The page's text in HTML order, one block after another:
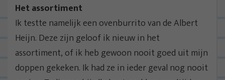
Het assortiment
Ik testte namelijk een ovenburrito van de Albert
Heijn. Deze zijn geloof ik nieuw in het
assortiment, of ik heb gewoon nooit goed uit mijn
doppen gekeken. Ik had ze in ieder geval nog nooit